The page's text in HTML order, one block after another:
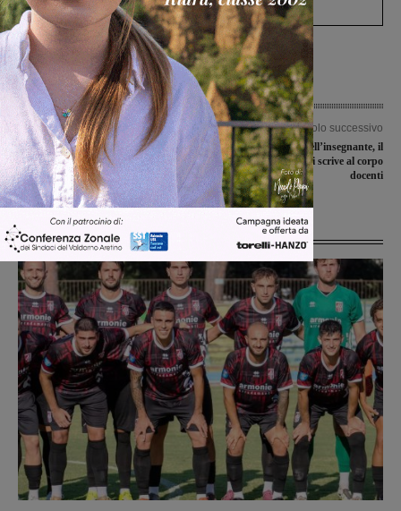
Articolo precedente
Serristori, arriva in auto al pronto
soccorso e poco dopo ha un infarto.
Salvato dalla prontezza dei medici
Articolo successivo
Giornata Mondiale dell’insegnante, il
Sindaco Chienni scrive al corpo
docenti
Ultime Notizie